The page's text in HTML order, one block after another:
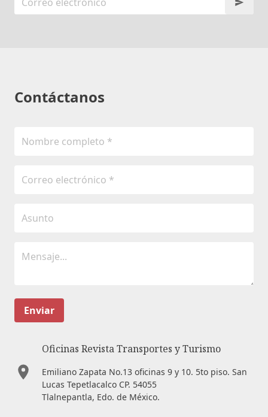
Contáctanos
Enviar
Oficinas Revista Transportes y Turismo
Emiliano Zapata No.13 oficinas 9 y 10. 5to piso. San
Lucas Tepetlacalco CP. 54055
Tlalnepantla, Edo. de México.